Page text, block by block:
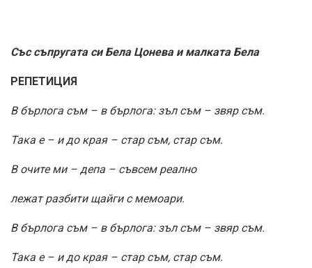
Със съпругата си Бела Цонева и малката Бела
РЕПЕТИЦИЯ
В бърлога съм – в бърлога: зъл съм – звяр съм.
Така е – и до края – стар съм, стар съм.
В очите ми – депа – съвсем реално
лежат разбити щайги с мемоари.
В бърлога съм – в бърлога: зъл съм – звяр съм.
Така е – и до края – стар съм, стар съм.